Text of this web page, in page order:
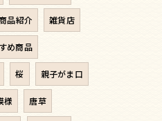
品紹介 雑貨店
め商品
桜 親子がま口
様 唐草